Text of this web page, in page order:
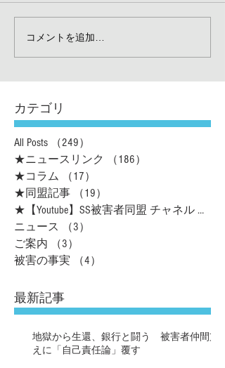
コメントを追加…
カテゴリ
All Posts （249）
★ニュースリンク
（186）
★コラム
（17）
★同盟記事
（19）
★【Youtube】SS被害者同盟 チャネル （16）
ニュース
（3）
ご案内
（3）
被害の事実
（4）
最新記事
地獄から生還、銀行と闘う 被害者仲間支
えに「自己責任論」覆す